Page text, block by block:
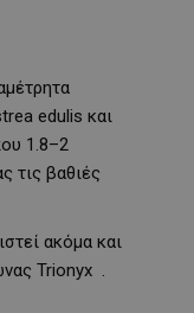
edulis και
1.8–2
τις βαθιές
ακόμα και
Trionyx .